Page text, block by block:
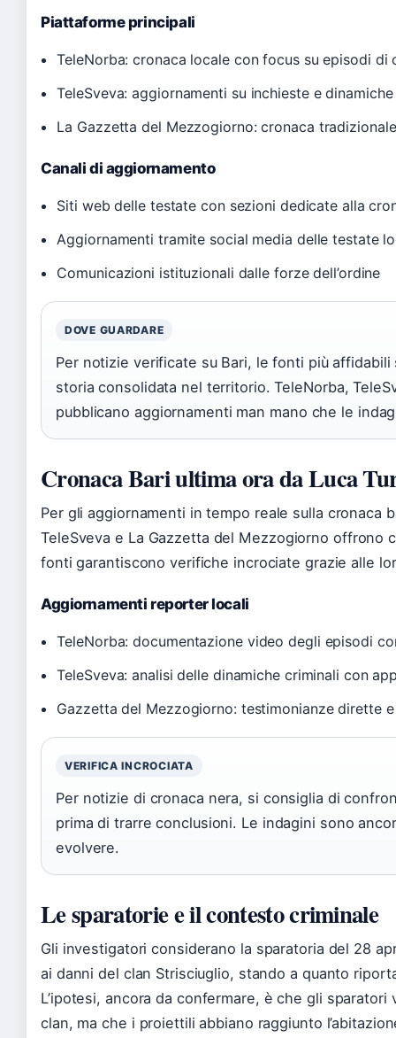
Piattaforme principali
TeleNorba: cronaca locale con focus su episodi di
TeleSveva: aggiornamenti su inchieste e
La Gazzetta del Mezzogiorno: cronaca
Canali di aggiornamento
Siti web delle testate con sezioni dedicate alla
Aggiornamenti tramite social media delle testate
Comunicazioni istituzionali dalle forze dell’ordine
DOVE GUARDARE
Per notizie verificate su Bari, le fonti più
storia consolidata nel territorio. TeleNorba,
pubblicano aggiornamenti man mano che le
Cronaca Bari ultima ora da Luca
Per gli aggiornamenti in tempo reale sulla cronaca
TeleSveva e La Gazzetta del Mezzogiorno offrono
fonti garantiscono verifiche incrociate grazie alle
Aggiornamenti reporter locali
TeleNorba: documentazione video degli episodi
TeleSveva: analisi delle dinamiche criminali con
Gazzetta del Mezzogiorno: testimonianze dirette
VERIFICA INCROCIATA
Per notizie di cronaca nera, si consiglia di
prima di trarre conclusioni. Le indagini sono
evolvere.
Le sparatorie e il contesto criminale
Gli investigatori considerano la sparatoria del 28
ai danni del clan Strisciuglio, stando a quanto
L’ipotesi, ancora da confermare, è che gli
clan, ma che i proiettili abbiano raggiunto